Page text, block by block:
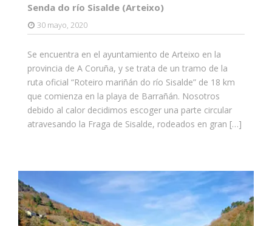
Senda do río Sisalde (Arteixo)
30 mayo, 2020
Se encuentra en el ayuntamiento de Arteixo en la
provincia de A Coruña, y se trata de un tramo de la
ruta oficial “Roteiro mariñán do río Sisalde” de 18 km
que comienza en la playa de Barrañán. Nosotros
debido al calor decidimos escoger una parte circular
atravesando la Fraga de Sisalde, rodeados en gran […]